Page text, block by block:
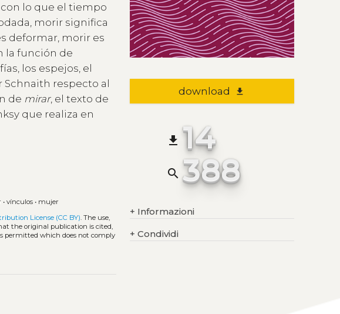
lo que el tiempo
morir significa
deformar, morir es
la función de
los espejos, el
Schnaith respecto al
de mirar, el texto de
que realiza en
•vínculos • mujer
License (CC BY) . The use,
the original publication is cited,
permitted which does not comply
download file_download
file_download 14
search 388
+ Informazioni
+ Condividi